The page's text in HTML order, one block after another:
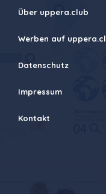
Über uppera.club
Werben auf
Datenschutz
Impressum
Kontakt